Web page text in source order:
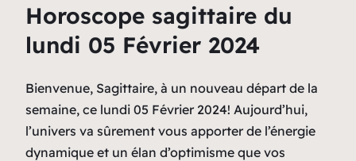
Horoscope sagittaire du
lundi 05 Février 2024
Bienvenue, Sagittaire, à un nouveau départ de la
semaine, ce lundi 05 Février 2024! Aujourd’hui,
l’univers va sûrement vous apporter de l’énergie
dynamique et un élan d’optimisme que vos